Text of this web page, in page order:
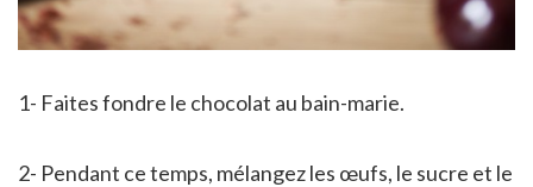
1- Faites fondre le chocolat au bain-marie.
2- Pendant ce temps, mélangez les œufs, le sucre et le